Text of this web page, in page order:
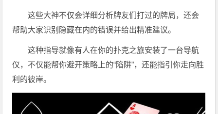
这些大神不仅会详细分析牌友们打过的牌局，还会
帮助大家识别隐藏在内的错误并给出精准建议。
这种指导就像有人在你的扑克之旅安装了一台导航
仪，不仅能帮你避开策略上的“陷阱”，还能指引你走向胜
利的彼岸。